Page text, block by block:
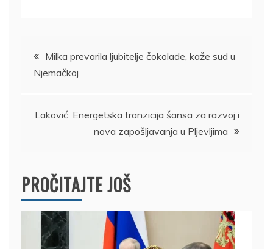
Kretanje
članka
Milka prevarila ljubitelje čokolade, kaže sud u
Njemačkoj
Laković: Energetska tranzicija šansa za razvoj i
nova zapošljavanja u Pljevljima
PROČITAJTE JOŠ